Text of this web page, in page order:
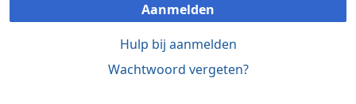
Aanmelden
Hulp bij aanmelden
Wachtwoord vergeten?